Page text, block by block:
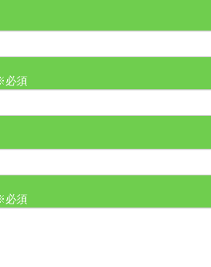
必須
必須